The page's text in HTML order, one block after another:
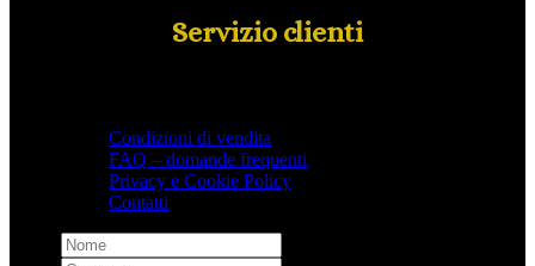
Servizio clienti
Condizioni di vendita
FAQ – domande frequenti
Privacy e Cookie Policy
Contatti